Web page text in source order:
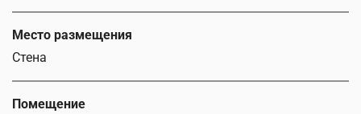
Место размещения
Стена
Помещение